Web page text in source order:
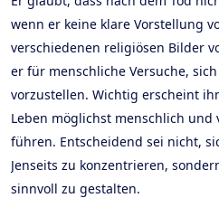
wenn er keine klare Vorstellung
verschiedenen religiösen Bilder
er für menschliche Versuche,
vorzustellen. Wichtig erscheint
Leben möglichst menschlich
führen. Entscheidend sei nicht,
Jenseits zu konzentrieren,
sinnvoll zu gestalten.